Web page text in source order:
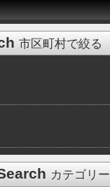
市区町村で絞る
カテゴリ